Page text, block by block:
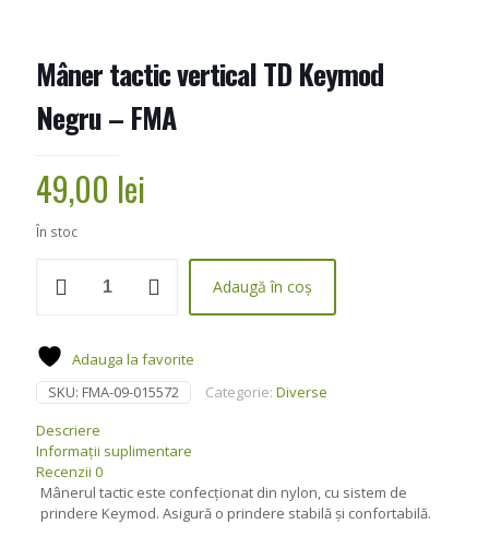
Mâner tactic vertical TD Keymod
Negru – FMA
49,00 lei
În stoc
Mâner
TD
Keymod
Negru
FMA
Adaugă în coș
Adauga la favorite
SKU: FMA-09-015572 Categorie: Diverse
Descriere
Informații suplimentare
Recenzii 0
Mânerul tactic este confecționat din nylon, cu sistem de
prindere Keymod. Asigură o prindere stabilă și confortabilă.